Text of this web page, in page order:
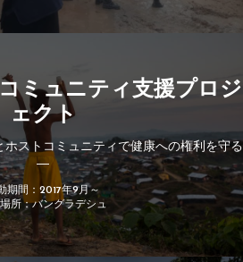
ミュニティ支援プロジ
ェクト
ストコミュニティで健康への権利を守る
―
期間：2017年9月～
所：バングラデシュ